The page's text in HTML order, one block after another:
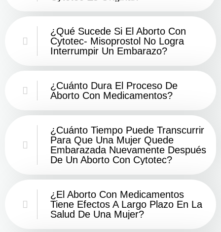
¿Qué Sucede Si El Aborto Con
Cytotec- Misoprostol No Logra
Interrumpir Un Embarazo?
¿Cuánto Dura El Proceso De
Aborto Con Medicamentos?
¿Cuánto Tiempo Puede Transcurrir
Para Que Una Mujer Quede
Embarazada Nuevamente Después
De Un Aborto Con Cytotec?
¿El Aborto Con Medicamentos
Tiene Efectos A Largo Plazo En La
Salud De Una Mujer?